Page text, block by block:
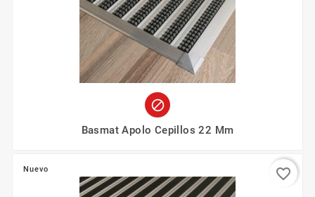

Basmat Apolo Cepillos 22 Mm
Nuevo favorite_border